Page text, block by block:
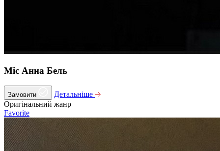
Міс Анна Бель
Замовити
Детальніше
Оригінальний жанр
Favorite